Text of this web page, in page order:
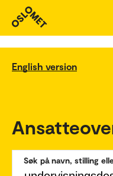
English version
Søk på navn, stilling